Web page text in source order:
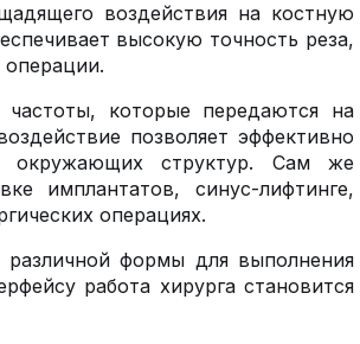
воздействия на костную
высокую точность реза,
которые передаются на
позволяет эффективно
окружающих структур. Сам же
имплантатов, синус-лифтинге,
операциях.
формы для выполнения
работа хирурга становится